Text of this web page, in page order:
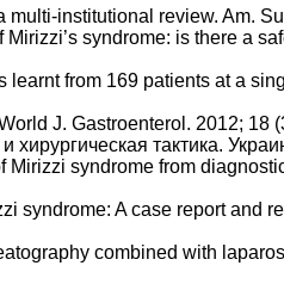
institutional review. Am.
syndrome: is there a
from 169 patients at a
J. Gastroenterol. 2012; 18
тактика.
syndrome from
A case report and
combined with